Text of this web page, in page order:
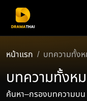
หน้าแรก บทความทั้ง
บทความทั้งห
ค้นหา–กรองบทความบน